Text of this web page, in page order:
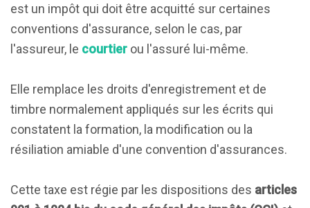
est un impôt qui doit être acquitté sur certaines
conventions d'assurance, selon le cas, par
l'assureur, le courtier ou l'assuré lui-même.
Elle remplace les droits d'enregistrement et de
timbre normalement appliqués sur les écrits qui
constatent la formation, la modification ou la
résiliation amiable d'une convention d'assurances.
Cette taxe est régie par les dispositions des articles